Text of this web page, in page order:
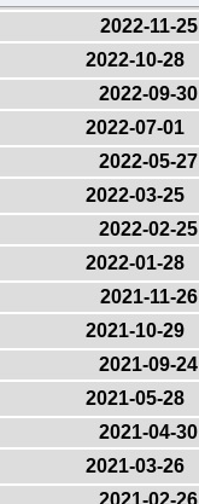
2022-11-25
2022-10-28
2022-09-30
2022-07-01
2022-05-27
2022-03-25
2022-02-25
2022-01-28
2021-11-26
2021-10-29
2021-09-24
2021-05-28
2021-04-30
2021-03-26
2021-02-26